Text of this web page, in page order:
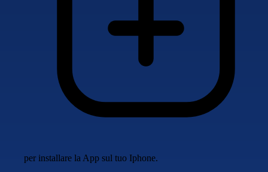
per installare la App sul tuo Iphone.